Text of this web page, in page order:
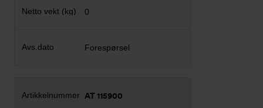
0
Forespørsel
AT 115900